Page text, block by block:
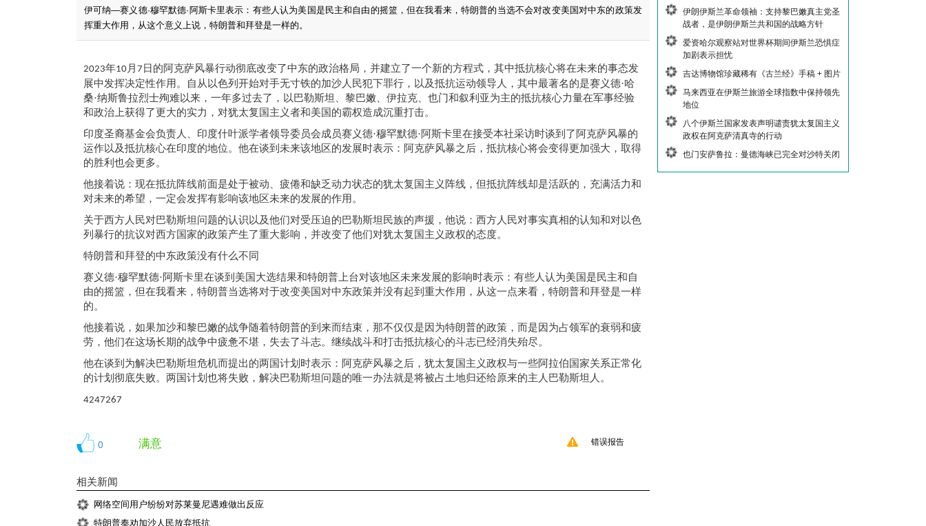
伊可纳—赛义德·穆罕默德·阿斯卡里表示：有些人认为美国是民主和自由的摇篮，但在我看来，特朗普的当选不会对改变美国对中东的政策发
挥重大作用，从这个意义上说，特朗普和拜登是一样的。
2023年10月 7 日的阿克萨风暴行动彻底改变了中东的政治格局，并建立了一个新的方程式，其中抵抗核心将在未来的事态发
展中发挥决定性作用。自从以色列开始对手无寸铁的加沙人民犯下罪行，以及抵抗运动领导人 ， 其中最著名的是赛义德·哈
桑·纳斯鲁拉烈士殉难以来，一年多过去了， 以巴勒斯坦、黎巴嫩、 伊拉克、 也门和叙利亚为主的抵抗核心力量在军事经验
和政治上获得了更大的实力，对犹太复国主义者和美国的霸权造成沉重打击。
印度圣裔基金会负责人、印度什叶派学者领导委员会成员赛义德·穆罕默德·阿斯卡里在接受本社采访时谈到了阿克萨风暴的
运作以及抵抗核心在印度的地位。 他在谈到 未来该地区的发展时表示：阿克萨风暴之后，抵抗核心将会变得更加强大，取得
的胜利也会更多。
他接着说：现在抵抗阵线前面是处于被动、疲倦和缺乏动力状态的犹太复国主义阵线，但抵抗阵线却是活跃的，充满活力和
对未来的希望，一定会发挥有影响该地区未来的发展的作用。
关于西方人民对巴勒斯坦问题的认识以及他们对受压迫的巴勒斯坦民族的声援 ，他说：西方人民对事实真相的认知和对以色
列暴行的抗议对西方国家的政策产生了重大影响，并改变了他们对犹太复国主义政权的态度。
特朗普和拜登的中东政策没有什么不同
赛义德·穆罕默德·阿斯卡里在谈到美国大选结果和特朗普上台对该地区未来发展的影响时表示：有些人认为美国是民主和自
由的摇篮，但在我看来，特朗普当选将对于改变美国对中东政策并没有起到重大作用，从这一点来看，特朗普和拜登是一样
的。
他接着说，如果加沙和黎巴嫩的战争随着特朗普的到来而结束，那不仅仅是因为特朗普的政策，而是因为占领军的衰弱和疲
劳，他们在这场长期的战争中疲惫不堪，失去了斗志。继续战斗和打击抵抗核心的斗志已经消失殆尽。
他在谈到为解决巴勒斯坦危机而提出的两国计划时表示：阿克萨风暴之后，犹太复国主义政权与一些阿拉伯国家关系正常化
的计划彻底失败。两国计划也将失败，解决巴勒斯坦问题的唯一办法就是将被占土地归还给原来的主人巴勒斯坦人。
4247267
0 满意 错误报告
相关新闻
网络空间用户纷纷对苏莱曼尼遇难做出反应
特朗普奉劝加沙人民放弃抵抗
伊朗伊斯兰革命领袖：支持黎巴嫩真主党圣
战者，是伊朗伊斯兰共和国的战略方针
爱资哈尔观察站对世界杯期间伊斯兰恐惧症
加剧表示担忧
吉达博物馆珍藏稀有《古兰经》手稿 + 图片
马来西亚在伊斯兰旅游全球指数中保持领先
地位
八个伊斯兰国家发表声明谴责犹太复国主义
政权在阿克萨清真寺的行动
也门安萨鲁拉：曼德海峡已完全对沙特关闭